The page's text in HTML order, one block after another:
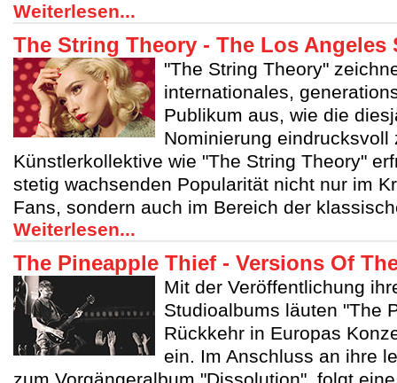
Weiterlesen...
The String Theory - The Los Angeles
"The String Theory"
internationales,
Publikum aus, wie die
Nominierung eindrucksvoll
Künstlerkollektive wie "The String Theory"
stetig wachsenden Popularität nicht nur im
Fans, sondern auch im Bereich der
Weiterlesen...
The Pineapple Thief - Versions Of
Mit der Veröffentlichung
Studioalbums läuten "The
Rückkehr in Europas
ein. Im Anschluss an ihre